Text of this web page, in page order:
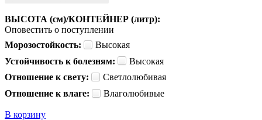
ВЫСОТА (см)/КОНТЕЙНЕР (литр):
Оповестить о поступлении
Морозостойкость:
Высокая
Устойчивость к болезням:
Высокая
Отношение к свету:
Светлолюбивая
Отношение к влаге:
Влаголюбивые
В корзину